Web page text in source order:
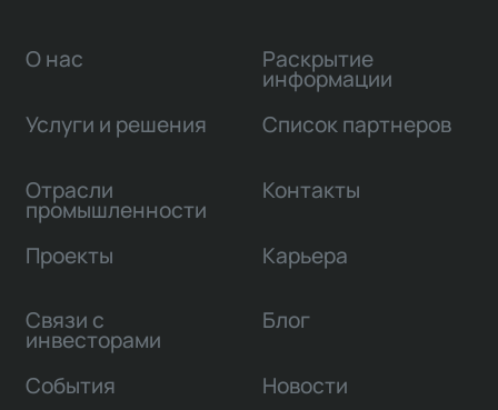
О нас
Услуги и решения
Отрасли
промышленности
Проекты
Связи с
инвесторами
Раскрытие
информации
Список партнеров
Контакты
Карьера
Блог
События Новости